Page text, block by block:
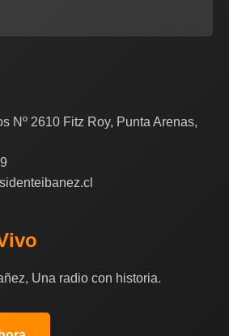
Nº 2610 Fitz Roy, Punta Arenas,
Una radio con historia.